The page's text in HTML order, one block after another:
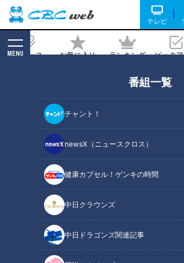
テレビ
ニュース お気に入り ランキング ピック
MENU
番組一覧
チャント！
newsX（ニュースクロス）
健康カプセル！ゲンキの時間
中日クラウンズ
中日ドラゴンズ関連記事
パ最強「焼肉ジャック」の食
家族が体験リポート
記事に戻る